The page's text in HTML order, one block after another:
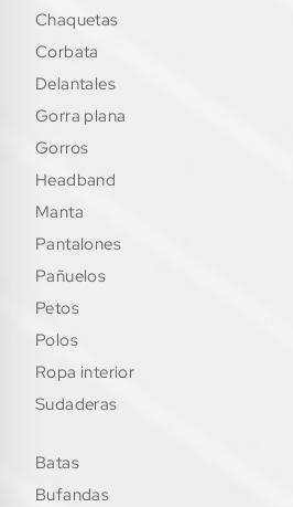
chaquetas
corbata
delantales
gorra plana
gorros
headband
manta
pantalones
pañuelos
petos
polos
ropa interior
sudaderas
batas
bufandas